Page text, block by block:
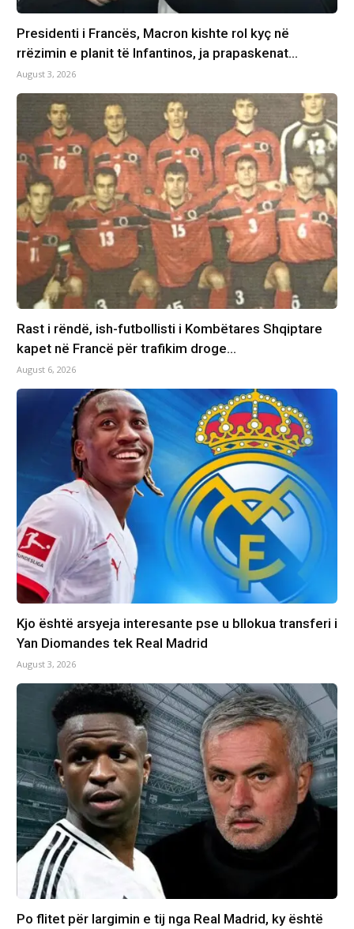
Presidenti i Francës, Macron kishte rol kyç në
rrëzimin e planit të Infantinos, ja prapaskenat…
August 3, 2026
Rast i rëndë, ish-futbollisti i Kombëtares Shqiptare
kapet në Francë për trafikim droge…
August 6, 2026
Kjo është arsyeja interesante pse u bllokua transferi i
Yan Diomandes tek Real Madrid
August 3, 2026
Po flitet për largimin e tij nga Real Madrid, ky është